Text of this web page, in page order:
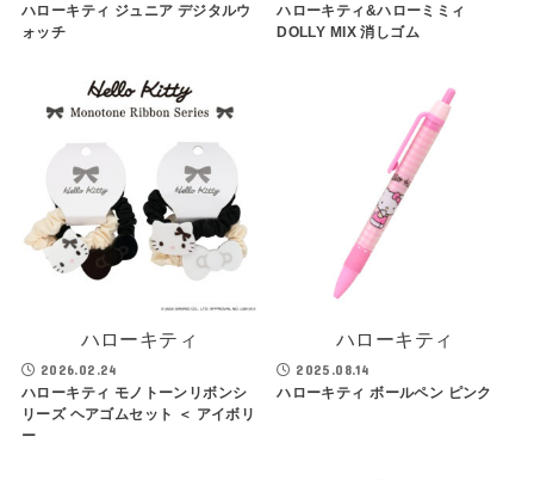
ハローキティ ジュニア デジタルウ
ォッチ
ハローキティ&ハローミミィ
DOLLY MIX 消しゴム
ハローキティ
2026.02.24
ハローキティ モノトーンリボンシ
リーズ ヘアゴムセット ＜ アイボリ
ー
ハローキティ
2025.08.14
ハローキティ ボールペン ピンク